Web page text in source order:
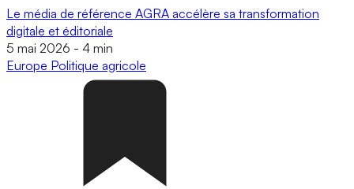
Le média de référence AGRA accélère sa transformation
digitale et éditoriale
5 mai 2026 - 4 min
Europe Politique agricole